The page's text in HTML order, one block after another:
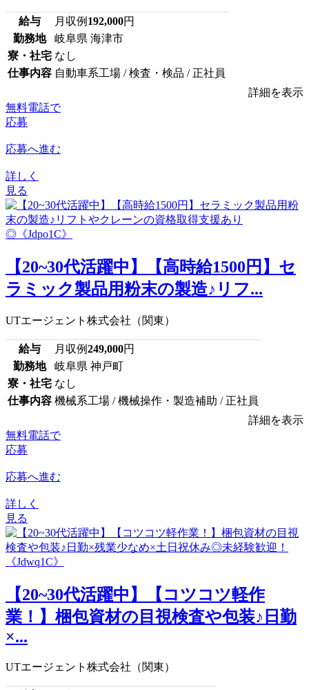
給与 月収例 192,000円
勤務地
岐阜県 海津市
寮・社宅 なし
仕事内容 自動車系工場 / 検査・検品 / 正社員
詳細を表示
無料電話で
応募
応募へ進む
詳しく
見る
【20~30代活躍中】【高時給1500円】セ
ラミック製品用粉末の製造♪リフ...
UTエージェント株式会社（関東）
給与 月収例249,000円
勤務地
岐阜県 神戸町
寮・社宅 なし
仕事内容 機械系工場 / 機械操作・製造補助 / 正社員
詳細を表示
無料電話で
応募
応募へ進む
詳しく
見る
【20~30代活躍中】【コツコツ軽作
業！】梱包資材の目視検査や包装♪日勤
×...
UTエージェント株式会社（関東）